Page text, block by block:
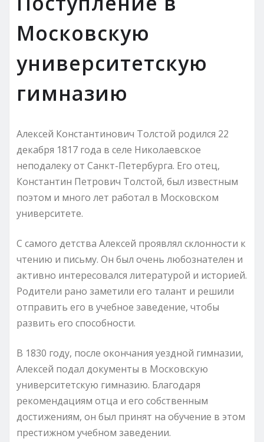
Московскую
университетскую
гимназию
Алексей Константинович Толстой родился 22
декабря 1817 года в селе Николаевское
неподалеку от Санкт-Петербурга. Его отец,
Константин Петрович Толстой, был известным
поэтом и много лет работал в Московском
университете.
С самого детства Алексей проявлял склонности к
чтению и письму. Он был очень любознателен и
активно интересовался литературой и историей.
Родители рано заметили его талант и решили
отправить его в учебное заведение, чтобы
развить его способности.
В 1830 году, после окончания уездной гимназии,
Алексей подал документы в Московскую
университетскую гимназию. Благодаря
рекомендациям отца и его собственным
достижениям, он был принят на обучение в этом
престижном учебном заведении.